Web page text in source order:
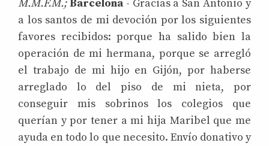
M.M.F.M.; Barcelona- Gracias a San Antonio y
a los santos de mi devoción por los siguientes
favores recibidos: porque ha salido bien la
operación de mi hermana, porque se arregló
el trabajo de mi hijo en Gijón, por haberse
arreglado lo del piso de mi nieta, por
conseguir mis sobrinos los colegios que
querían y por tener a mi hija Maribel que me
ayuda en todo lo que necesito. Envío donativo y